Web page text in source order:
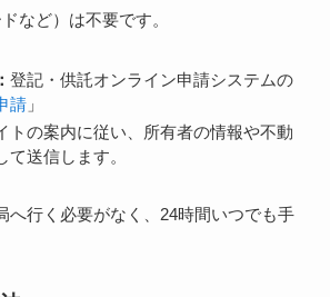
など）は不要です。
登記・供託オンライン申請システムの
請 」
トの案内に従い、所有者の情報や不動
て送信します。
へ行く必要がなく、24時間いつでも手